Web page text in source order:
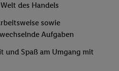
des Handels
sowie
Aufgaben
und Spaß am Umgang mit